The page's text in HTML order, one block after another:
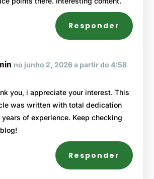
Responder
no junho 2, 2026 a partir do 4:58
you, i appreciate your interest. This
was written with total dedication
years of experience. Keep checking
Responder